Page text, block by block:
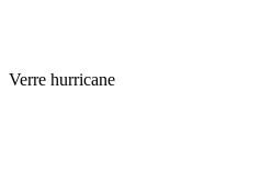
Verre hurricane